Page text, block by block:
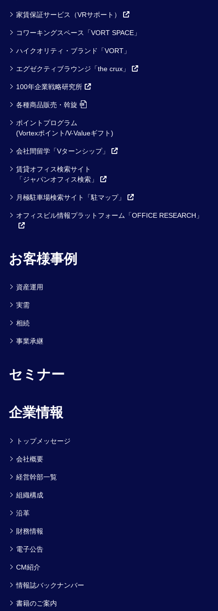
家賃保証サービス（VRサポート）
コワーキングスペース「VORT SPACE」
ハイクオリティ・ブランド「VORT」
エグゼクティブラウンジ「the crux」
100年企業戦略研究所
各種商品販売・斡旋
ポイントプログラム
(Vortexポイント/V-Valueギフト)
会社間留学「Vターンシップ」
賃貸オフィス検索サイト
「ジャパンオフィス検索」
月極駐車場検索サイト「駐マップ」
オフィスビル情報プラットフォーム「OFFICE RESEARCH」
お客様事例
資産運用
実需
相続
事業承継
セミナー
企業情報
トップメッセージ
会社概要
経営幹部一覧
組織構成
沿革
財務情報
電子公告
CM紹介
情報誌バックナンバー
書籍のご案内